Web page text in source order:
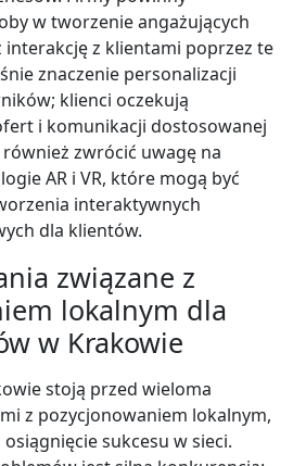
w tworzenie angażujących
z klientami poprzez te
znaczenie personalizacji
klienci oczekują
i komunikacji dostosowanej
zwrócić uwagę na
AR i VR, które mogą być
interaktywnych
dla klientów.
związane z
lokalnym dla
w Krakowie
stoją przed wieloma
z pozycjonowaniem lokalnym,
sukcesu w sieci.